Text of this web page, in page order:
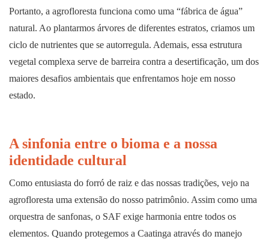
Portanto, a agrofloresta funciona como uma “fábrica de água”
natural. Ao plantarmos árvores de diferentes estratos, criamos um
ciclo de nutrientes que se autorregula. Ademais, essa estrutura
vegetal complexa serve de barreira contra a desertificação, um dos
maiores desafios ambientais que enfrentamos hoje em nosso
estado.
A sinfonia entre o bioma e a nossa
identidade cultural
Como entusiasta do forró de raiz e das nossas tradições, vejo na
agrofloresta uma extensão do nosso patrimônio. Assim como uma
orquestra de sanfonas, o SAF exige harmonia entre todos os
elementos. Quando protegemos a Caatinga através do manejo